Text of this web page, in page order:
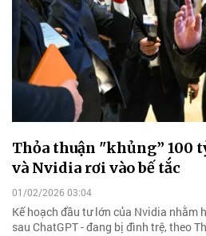
Thỏa thuận "khủng” 100
và Nvidia rơi vào bế tắc
01/02/2026 03:04
Kế hoạch đầu tư lớn của Nvidia nhằm
sau ChatGPT - đang bị đình trệ, theo